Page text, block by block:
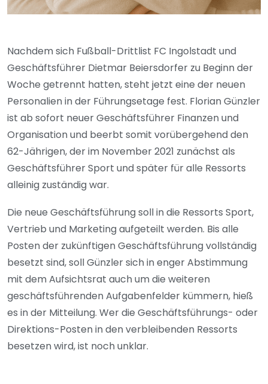
Nachdem sich Fußball-Drittlist FC Ingolstadt und
Geschäftsführer Dietmar Beiersdorfer zu Beginn der
Woche getrennt hatten, steht jetzt eine der neuen
Personalien in der Führungsetage fest. Florian Günzler
ist ab sofort neuer Geschäftsführer Finanzen und
Organisation und beerbt somit vorübergehend den
62-Jährigen, der im November 2021 zunächst als
Geschäftsführer Sport und später für alle Ressorts
alleinig zuständig war.
Die neue Geschäftsführung soll in die Ressorts Sport,
Vertrieb und Marketing aufgeteilt werden. Bis alle
Posten der zukünftigen Geschäftsführung vollständig
besetzt sind, soll Günzler sich in enger Abstimmung
mit dem Aufsichtsrat auch um die weiteren
geschäftsführenden Aufgabenfelder kümmern, hieß
es in der Mitteilung. Wer die Geschäftsführungs- oder
Direktions-Posten in den verbleibenden Ressorts
besetzen wird, ist noch unklar.